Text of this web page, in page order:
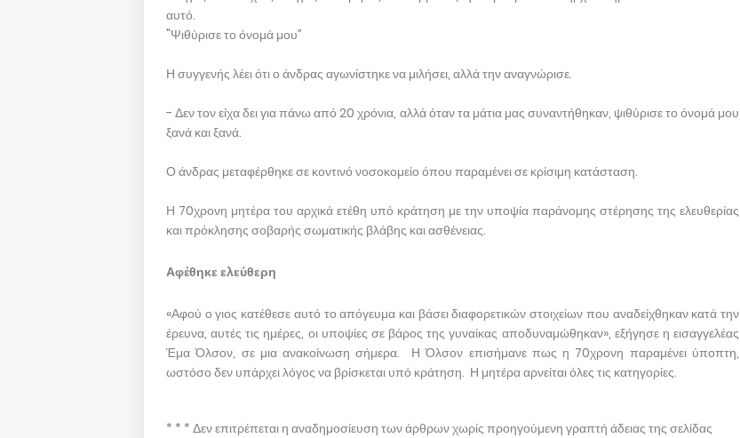
αυτό.
"Ψιθύρισε το όνομά μου”
Η συγγενής λέει ότι ο άνδρας αγωνίστηκε να μιλήσει, αλλά την αναγνώρισε.
- Δεν τον είχα δει για πάνω από 20 χρόνια, αλλά όταν τα μάτια μας συναντήθηκαν, ψιθύρισε το όνομά μου
ξανά και ξανά.
Ο άνδρας μεταφέρθηκε σε κοντινό νοσοκομείο όπου παραμένει σε κρίσιμη κατάσταση.
Η 70χρονη μητέρα του αρχικά ετέθη υπό κράτηση με την υποψία παράνομης στέρησης της ελευθερίας
και πρόκλησης σοβαρής σωματικής βλάβης και ασθένειας.
Αφέθηκε ελεύθερη
«Αφού ο γιος κατέθεσε αυτό το απόγευμα και βάσει διαφορετικών στοιχείων που αναδείχθηκαν κατά την
έρευνα, αυτές τις ημέρες, οι υποψίες σε βάρος της γυναίκας αποδυναμώθηκαν», εξήγησε η εισαγγελέας
Έμα Όλσον, σε μια ανακοίνωση σήμερα. Η Όλσον επισήμανε πως η 70χρονη παραμένει ύποπτη,
ωστόσο δεν υπάρχει λόγος να βρίσκεται υπό κράτηση. Η μητέρα αρνείται όλες τις κατηγορίες.
* * * Δεν επιτρέπεται η αναδημοσίευση των άρθρων χωρίς προηγούμενη γραπτή άδειας της σελίδας